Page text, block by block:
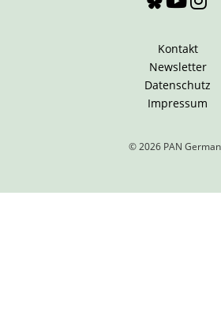
Kontakt
Newsletter
Datenschutz
Impressum
© 2026 PAN